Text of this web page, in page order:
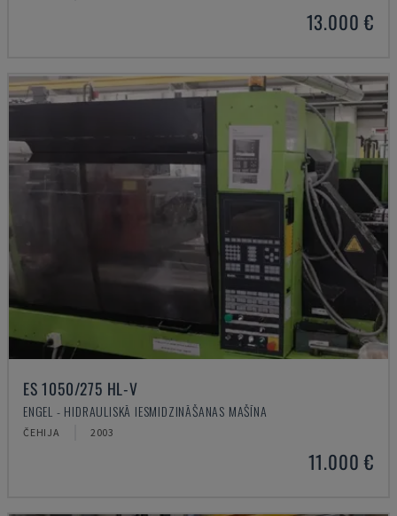
13.000 €
ES 1050/275 HL-V
ENGEL - HIDRAULISKĀ IESMIDZINĀŠANAS MAŠĪNA
ČEHIJA 2003
11.000 €